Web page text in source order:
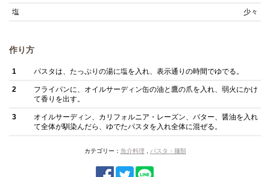
塩 少々
作り方
1 パスタは、たっぷりの湯に塩を入れ、表示通りの時間でゆでる。
2
フライパンに、オイルサーディン缶の油と鷹の爪を入れ、弱火にかけ
て香りを出す。
3
オイルサーディン、カリフォルニア・レーズン、バター、醤油を入れ
て全体が馴染んだら、ゆでたパスタを入れ全体に混ぜる。
カテゴリー： 魚介料理 パスタ・麺類